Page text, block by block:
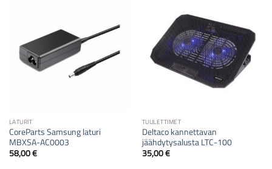
LATURIT
CoreParts Samsung laturi
MBXSA-AC0003
58,00€
TUULETTIMET
Deltaco kannettavan
jäähdytysalusta LTC-100
35,00€